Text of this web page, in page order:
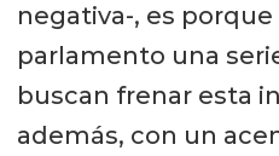
negativa-, es
parlamento una
buscan frenar esta
además, con un